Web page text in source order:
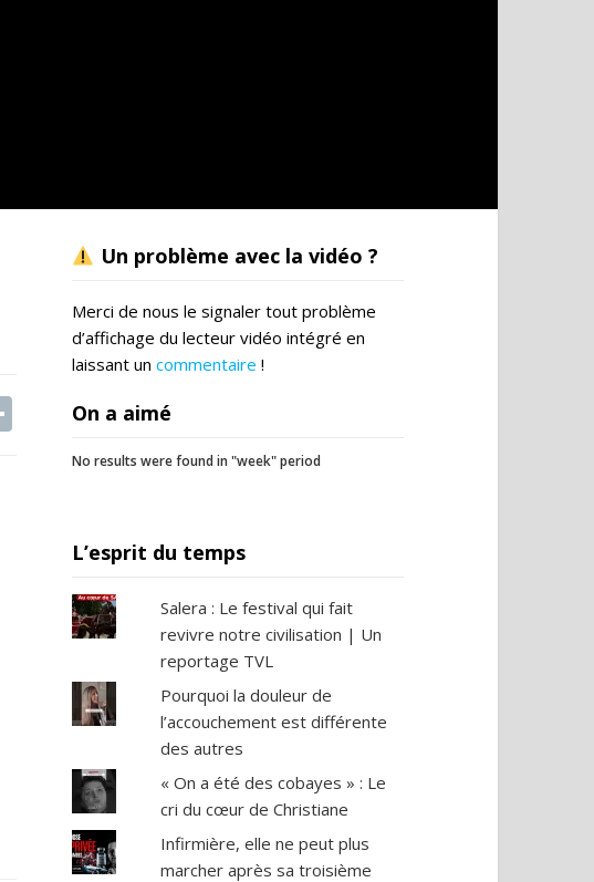
Un problème avec la vidéo ?
Merci de nous le signaler tout problème
d’affichage du lecteur vidéo intégré en
laissant un commentaire !
On a aimé
No results were found in "week" period
L’esprit du temps
Salera : Le festival qui fait
revivre notre civilisation | Un
reportage TVL
Pourquoi la douleur de
l’accouchement est différente
des autres
« On a été des cobayes » : Le
cri du cœur de Christiane
Infirmière, elle ne peut plus
marcher après sa troisième